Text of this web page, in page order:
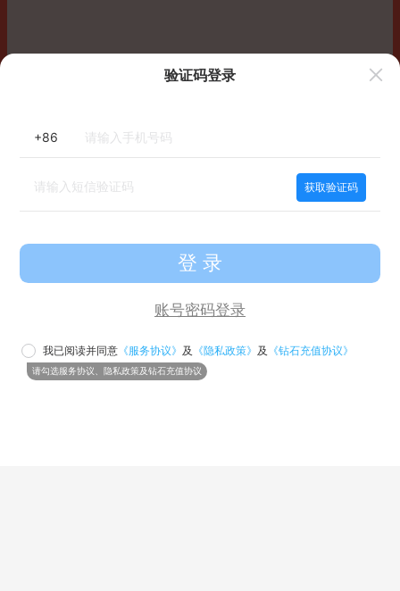
验证码登录
+86
获取验证码
登 录
账号密码登录
我已阅读并同意《服务协议》 及 《隐私政策》 及 《钻石充值协议》